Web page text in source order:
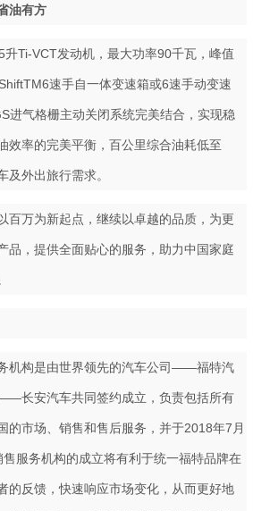
油有方
Ti-VCT发动机，最大功率90千瓦，峰值
速手自一体变速箱或6速手动变速
进气格栅主动关闭系统完美结合，实现稳
效率的完美平衡，百公里综合油耗低至
及外出旅行需求。
百万为新起点，继续以卓越的品质，为更
品，提供全面贴心的服务，助力中国家庭
机构是由世界领先的汽车公司——福特汽
长安汽车共同签约成立，负责包括所有
的市场、销售和售后服务，并于2018年7月
服务机构的成立将有利于统一福特品牌在
的反馈，快速响应市场变化，从而更好地